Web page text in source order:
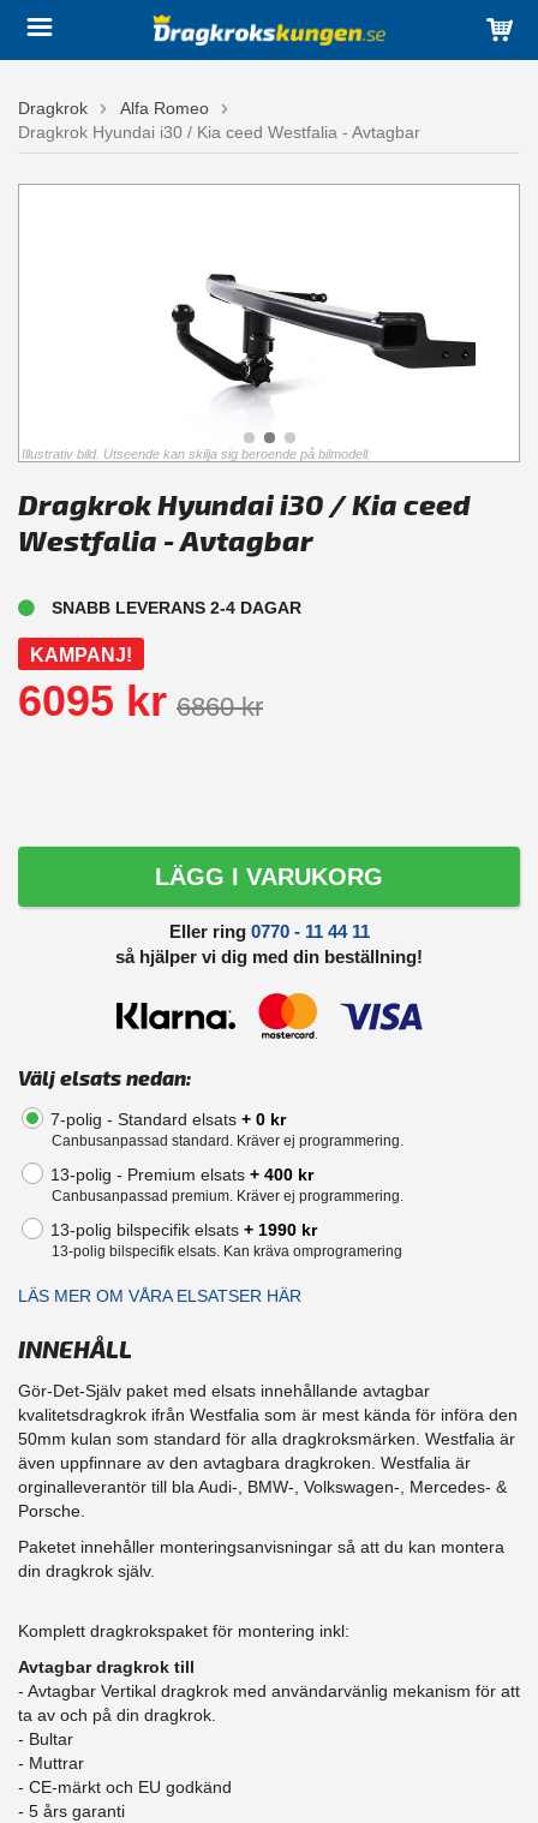
Dragkrok
Alfa Romeo
Dragkrok Hyundai i30 / Kia ceed Westfalia - Avtagbar
Illustrativ bild. Utseende kan skilja sig beroende på bilmodell.
Dragkrok Hyundai i30 / Kia ceed
Westfalia - Avtagbar
SNABB LEVERANS 2-4 DAGAR
KAMPANJ!
6095 kr 6860 kr
LÄGG I VARUKORG
Eller ring 0770 - 11 44 11
så hjälper vi dig med din beställning!
Välj elsats nedan:
7-polig - Standard elsats + 0 kr
Canbusanpassad standard. Kräver ej programmering.
13-polig - Premium elsats + 400 kr
Canbusanpassad premium. Kräver ej programmering.
13-polig bilspecifik elsats + 1990 kr
13-polig bilspecifik elsats. Kan kräva omprogramering
LÄS MER OM VÅRA ELSATSER HÄR
INNEHÅLL
Gör-Det-Själv paket med elsats innehållande avtagbar
kvalitetsdragkrok ifrån Westfalia som är mest kända för införa den
50mm kulan som standard för alla dragkroksmärken. Westfalia är
även uppfinnare av den avtagbara dragkroken. Westfalia är
orginalleverantör till bla Audi-, BMW-, Volkswagen-, Mercedes- &
Porsche.
Paketet innehåller monteringsanvisningar så att du kan montera
din dragkrok själv.
Komplett dragkrokspaket för montering inkl:
Avtagbar dragkrok till
- Avtagbar Vertikal dragkrok med användarvänlig mekanism för att
ta av och på din dragkrok.
- Bultar
- Muttrar
- CE-märkt och EU godkänd
​- 5 års garanti